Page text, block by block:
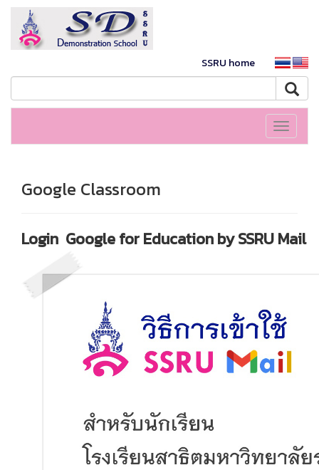
SSRU home
Toggle
Google Classroom
Login Google for Education by SSRU Mail